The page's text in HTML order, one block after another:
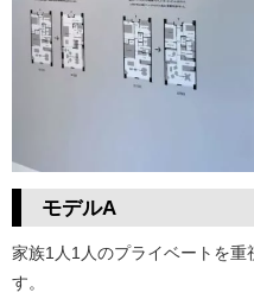
モデルA
家族1人1人のプライベートを
す。